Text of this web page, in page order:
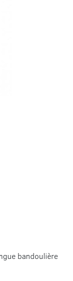
bandoulière